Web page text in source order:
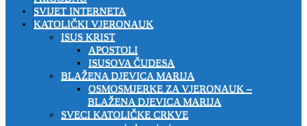
SVIJET INTERNETA
KATOLIČKI VJERONAUK
ISUS KRIST
APOSTOLI
ISUSOVA ČUDESA
BLAŽENA DJEVICA MARIJA
OSMOSMJERKE ZA VJERONAUK –
BLAŽENA DJEVICA MARIJA
SVECI KATOLIČKE CRKVE